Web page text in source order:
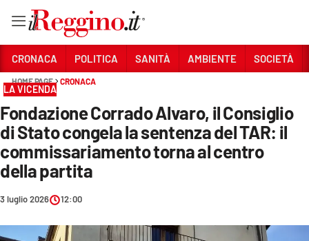
Sezioni
CRONACA
POLITICA
SANITÀ
AMBIENTE
SOCIETÀ
CRONACA POLITICA SANITÀ AMBIENTE SOCIETÀ
HOME PAGE CRONACA
LA VICENDA
Fondazione Corrado Alvaro, il Consiglio
di Stato congela la sentenza del TAR: il
commissariamento torna al centro
della partita
3 luglio 2026 12:00